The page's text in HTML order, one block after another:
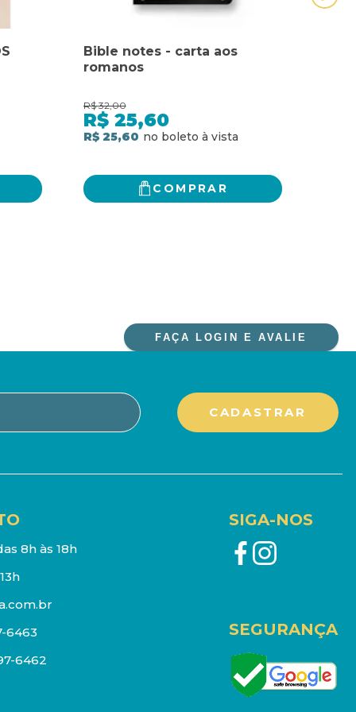
Bible notes - carta aos
romanos
R$ 32,00
R$ 25,60
R$ 25,60
COMPRAR
FAÇA LOGIN E AVALIE
8h às 18h
6463
6462
SIGA-NOS
SEGURANÇA